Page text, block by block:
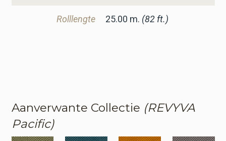
Rolllengte 25.00 m. (82 ft.)
Aanverwante Collectie (REVYVA
Pacific)